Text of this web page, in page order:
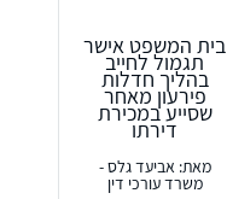
בית המשפט אישר
תגמול לחייב
בהליך חדלות
פירעון מאחר
שסייע במכירת
דירתו
מאת: אביעד גלס -
משרד עורכי דין